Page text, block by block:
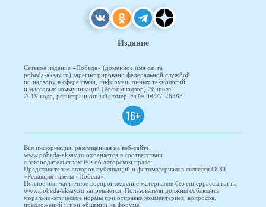
Издание
Сетевое издание «Победа» (доменное имя сайта
pobeda-aksay.ru) зарегистрировано федеральной службой
по надзору в сфере связи, информационных технологий
и массовых коммуникаций (Роскомнадзор) 26 июля
2019 года, регистрационный номер Эл № ФС77-76383
16+
Вся информация, размещенная на веб-сайте
www.pobeda-aksay.ru охраняется в соответствии
с законодательством РФ об авторском праве.
Представителем авторов публикаций и фотоматериалов является ООО
«Редакция газеты «Победа».
Полное или частичное воспроизведение материалов без гиперрассылки на
www.pobeda-aksay.ru запрещается. Пользователи должны соблюдать
морально-этические нормы при отправке комментариев, вопросов,
предложений и при общении на форуме